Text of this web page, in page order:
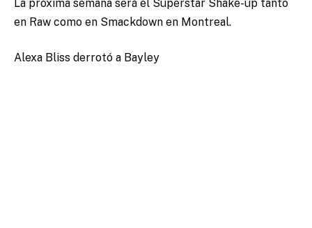
La próxima semana será el Superstar Shake-up tanto
en Raw como en Smackdown en Montreal.
Alexa Bliss derrotó a Bayley